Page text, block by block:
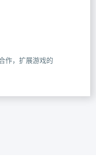
作，扩展游戏的